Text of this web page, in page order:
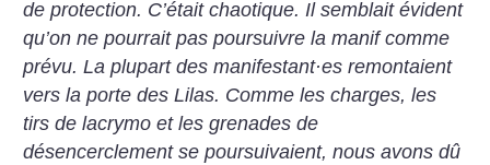
de protection. C’était chaotique. Il semblait évident
qu’on ne pourrait pas poursuivre la manif comme
prévu. La plupart des manifestant·es remontaient
vers la porte des Lilas. Comme les charges, les
tirs de lacrymo et les grenades de
désencerclement se poursuivaient, nous avons dû